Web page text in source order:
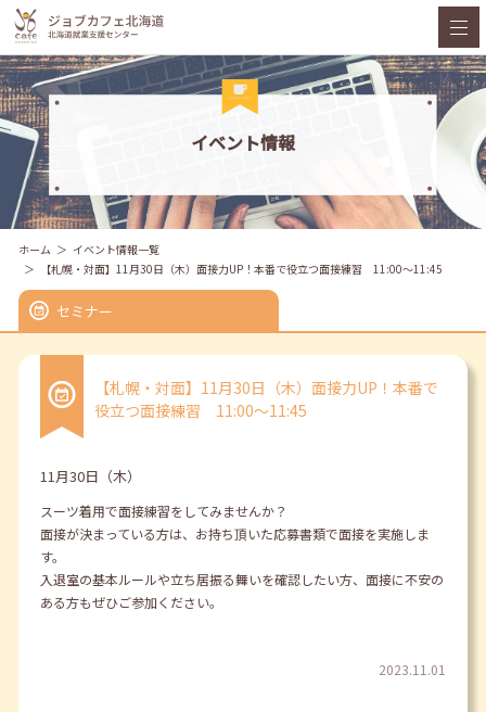
イベント情報
ホーム
イベント情報一覧
【札幌・対面】11月30日（木）面接力UP！本番で役立つ面接練習 11:00～11:45
セミナー
【札幌・対面】11月30日（木）面接力UP！本番で
役立つ面接練習 11:00～11:45
11月30日（木）
スーツ着用で面接練習をしてみませんか？
面接が決まっている方は、お持ち頂いた応募書類で面接を実施しま
す。
入退室の基本ルールや立ち居振る舞いを確認したい方、面接に不安の
ある方もぜひご参加ください。
2023.11.01